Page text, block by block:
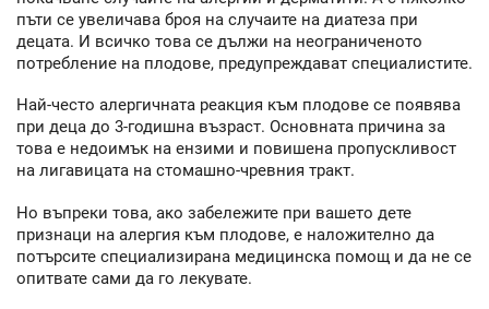
пъти се увеличава броя на случаите на диатеза при
децата. И всичко това се дължи на неограниченото
потребление на плодове, предупреждават специалистите.
Най-често алергичната реакция към плодове се появява
при деца до 3-годишна възраст. Основната причина за
това е недоимък на ензими и повишена пропускливост
на лигавицата на стомашно-чревния тракт.
Но въпреки това, ако забележите при вашето дете
признаци на алергия към плодове, е наложително да
потърсите специализирана медицинска помощ и да не се
опитвате сами да го лекувате.